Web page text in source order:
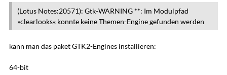
(Lotus Notes:20571): Gtk-WARNING **: Im Modulpfad
»clearlooks« konnte keine Themen-Engine gefunden werden
kann man das paket GTK2-Engines installieren:
64-bit